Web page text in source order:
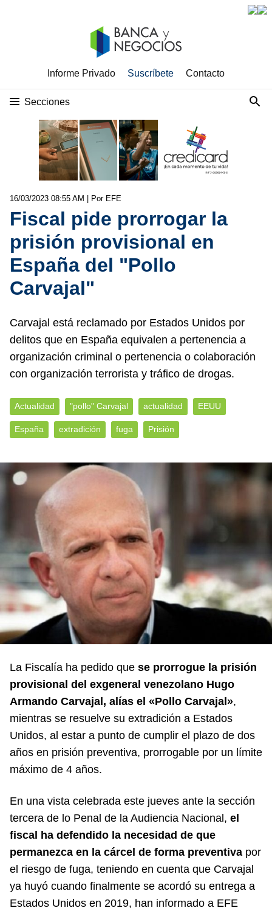
Informe Privado Suscríbete Contacto
Secciones
16/03/2023 08:55 AM | Por EFE
Fiscal pide prorrogar la
prisión provisional en
España del "Pollo
Carvajal"
Carvajal está reclamado por Estados Unidos por
delitos que en España equivalen a pertenencia a
organización criminal o pertenencia o colaboración
con organización terrorista y tráfico de drogas.
Actualidad "pollo" Carvajal actualidad EEUU
España extradición fuga Prisión
La Fiscalía ha pedido que se prorrogue la prisión
provisional del exgeneral venezolano Hugo
Armando Carvajal, alías el «Pollo Carvajal»,
mientras se resuelve su extradición a Estados
Unidos, al estar a punto de cumplir el plazo de dos
años en prisión preventiva, prorrogable por un límite
máximo de 4 años.
En una vista celebrada este jueves ante la sección
tercera de lo Penal de la Audiencia Nacional, el
fiscal ha defendido la necesidad de que
permanezca en la cárcel de forma preventiva por
el riesgo de fuga, teniendo en cuenta que Carvajal
ya huyó cuando finalmente se acordó su entrega a
Estados Unidos en 2019, han informado a EFE